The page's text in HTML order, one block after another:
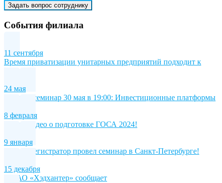
Задать вопрос сотруднику
События филиала
11 сентября
Время приватизации унитарных предприятий подходит к
концу
24 мая
Онлайн-семинар 30 мая в 19:00: Инвестиционные платформы
8 февраля
Новое видео о подготовке ГОСА 2024!
9 января
Новый регистратор провел семинар в Санкт-Петербурге!
15 декабря
МКАО «Хэдхантер» сообщает